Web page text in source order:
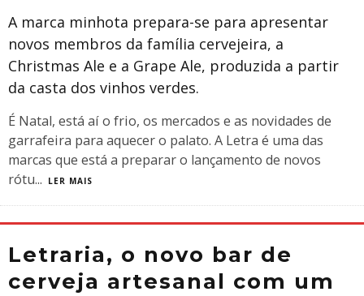
A marca minhota prepara-se para apresentar
novos membros da família cervejeira, a
Christmas Ale e a Grape Ale, produzida a partir
da casta dos vinhos verdes.
É Natal, está aí o frio, os mercados e as novidades de
garrafeira para aquecer o palato. A Letra é uma das
marcas que está a preparar o lançamento de novos
rótu... LER MAIS
Letraria, o novo bar de
cerveja artesanal com um